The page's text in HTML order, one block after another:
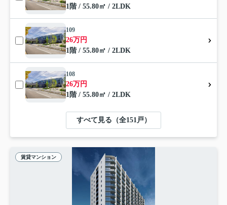
1階 / 55.80㎡ / 2LDK
109
26万円
1階 / 55.80㎡ / 2LDK
108
26万円
1階 / 55.80㎡ / 2LDK
すべて見る（全151戸）
賃貸マンション